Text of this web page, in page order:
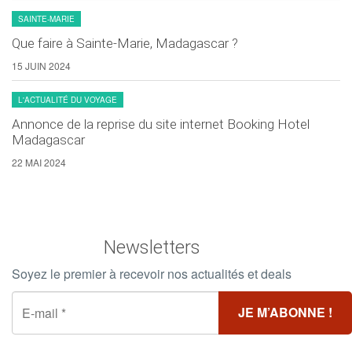
SAINTE-MARIE
Que faire à Sainte-Marie, Madagascar ?
15 JUIN 2024
L'ACTUALITÉ DU VOYAGE
Annonce de la reprise du site internet Booking Hotel
Madagascar
22 MAI 2024
Newsletters
Soyez le premier à recevoir nos actualités et deals